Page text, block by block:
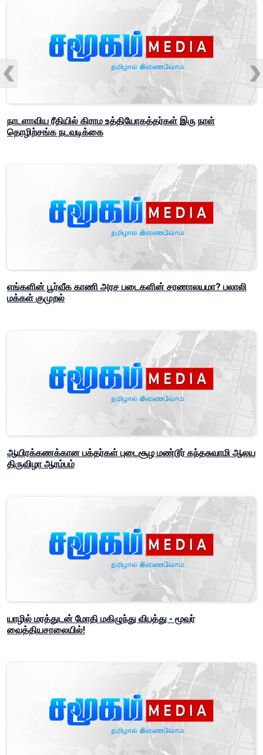
நாடளாவிய ரீதியில் கிராம உத்தியோகத்தர்கள் இரு நாள்
தொழிற்சங்க நடவடிக்கை
எங்களின் பூர்வீக காணி அரச படைகளின் சரணாலயமா? பலாலி
மக்கள் குமுறல்
ஆயிரக்கணக்கான பக்தர்கள் புடைசூழ மண்டூர் கந்தசுவாமி ஆலய
திருவிழா ஆரம்பம்
யாழில் மரத்துடன் மோதி மகிழுந்து விபத்து - மூவர்
வைத்தியசாலையில்!